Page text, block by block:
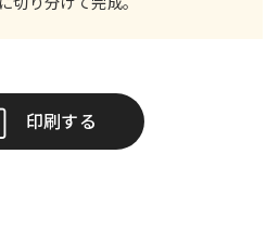
印刷する